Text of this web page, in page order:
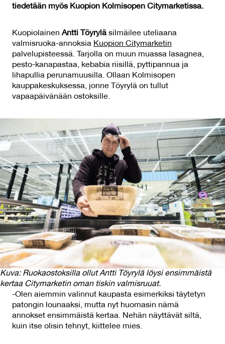
tiedetään myös Kuopion Kolmisopen Citymarketissa.
Kuopiolainen Antti Töyrylä silmäilee uteliaana
valmisruoka-annoksia Kuopion Citymarketin
palvelupisteessä. Tarjolla on muun muassa lasagnea,
pesto-kanapastaa, kebabia riisillä, pyttipannua ja
lihapullia perunamuusilla. Ollaan Kolmisopen
kauppakeskuksessa, jonne Töyrylä on tullut
vapaapäivänään ostoksille.
Kuva: Ruokaostoksilla ollut Antti Töyrylä löysi ensimmäistä
kertaa Citymarketin oman tiskin valmisruuat.
-Olen aiemmin valinnut kaupasta esimerkiksi täytetyn
patongin lounaaksi, mutta nyt huomasin nämä
annokset ensimmäistä kertaa. Nehän näyttävät siltä,
kuin itse olisin tehnyt, kiittelee mies.